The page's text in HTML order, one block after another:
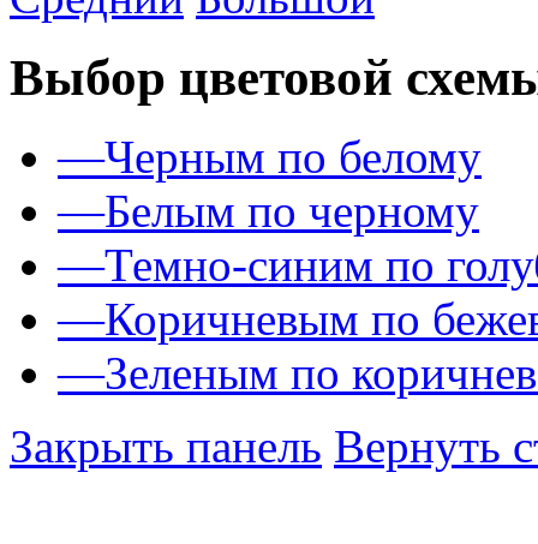
Выбор цветовой
—Черным по белому
—Белым по черному
—Темно-синим по
—Коричневым по
—Зеленым по
Закрыть панель Вернуть